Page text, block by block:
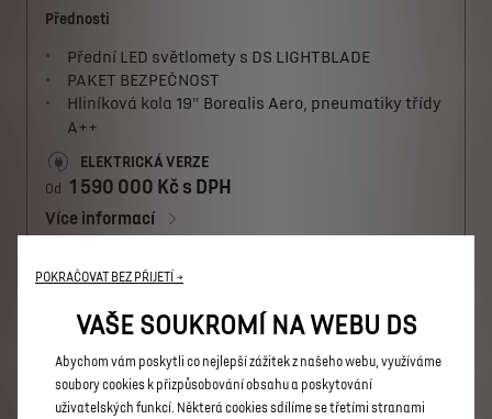
Přednosti
Přední LED světlomety s DS LIGHTBLADE
PAKET BEZPEČNOST
Hliníková kola 19" Borealis Aero, pneumatiky třídy
A++
ELEKTRICKÁ VERZE
Od 1 590 000 Kč s DPH
Více informací
N°8 ETOILE
Přednosti
DS PIXEL LED VISION
PAKET BEZPEČNOST + DS DRIVE ASSIST 2.0
DS ACTIVE SCAN SUSPENSION
POKRAČOVAT BEZ PŘIJETÍ →
VAŠE SOUKROMÍ NA WEBU DS
Abychom vám poskytli co nejlepší zážitek z našeho webu, využíváme
soubory cookies k přizpůsobování obsahu a poskytování
uživatelských funkcí. Některá cookies sdílíme se třetími stranami